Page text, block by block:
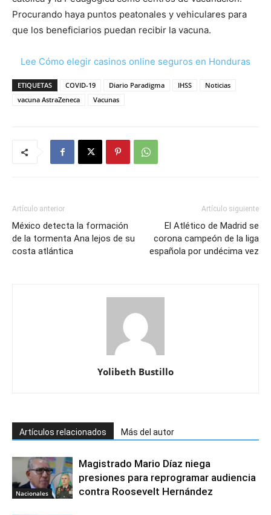
Procurando haya puntos peatonales y vehiculares para
que los beneficiarios puedan recibir la vacuna.
Lee Cómo elegir casinos online seguros en Honduras
ETIQUETAS COVID-19 Diario Paradigma IHSS
Noticias
vacuna AstraZeneca
Vacunas
Artículo anterior
México detecta la formación
de la tormenta Ana lejos de su
costa atlántica
Artículo siguiente
El Atlético de Madrid se
corona campeón de la liga
española por undécima vez
Yolibeth Bustillo
Artículos relacionados Más del autor
Nacionales
Magistrado Mario Díaz niega
presiones para reprogramar audiencia
contra Roosevelt Hernández